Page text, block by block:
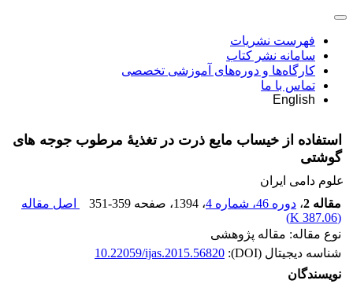
فهرست نشریات
سامانه نشر کتاب
کارگاه‌ها و دوره‌های آموزشی تخصصی
تماس با ما
English
استفاده از خیساب مایع ذرت در تغذیۀ مرطوب جوجه های
گوشتی
علوم دامی ایران
مقاله 2
، دوره 46، شماره 4 ، 1394 ، صفحه 351-359
اصل مقاله
(
387.06 K
)
نوع مقاله: مقاله پژوهشی
شناسه دیجیتال (DOI):
10.22059/ijas.2015.56820
نویسندگان